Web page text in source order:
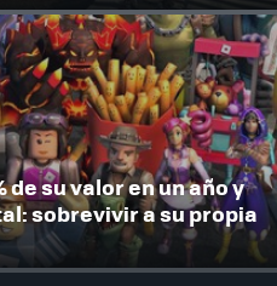
de su valor en un año y
sobrevivir a su propia